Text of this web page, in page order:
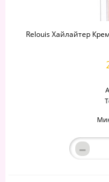
Relouis Хайлайтер
–